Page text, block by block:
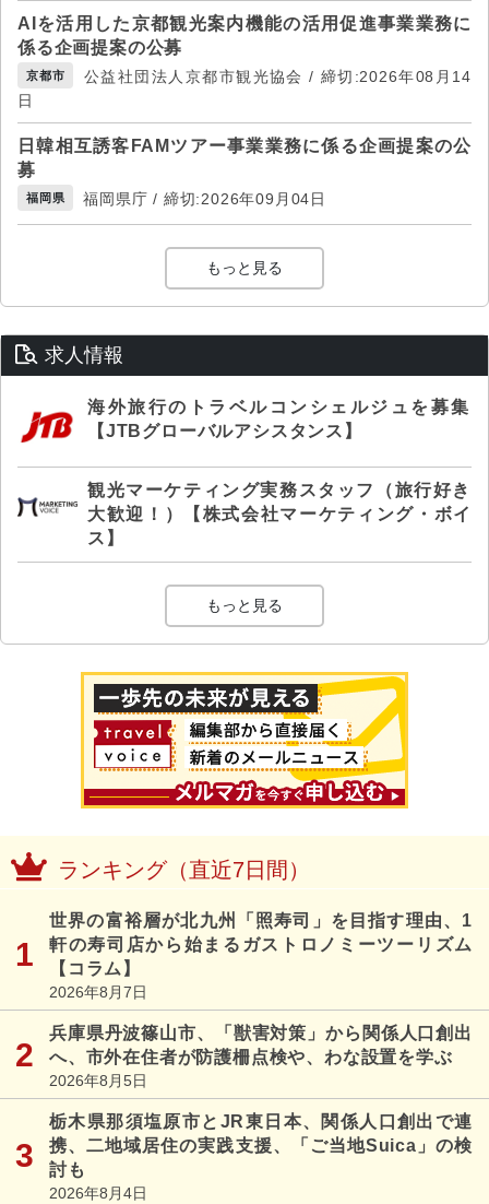
AIを活用した京都観光案内機能の活用促進事業業務に
係る企画提案の公募
京都市
公益社団法人京都市観光協会 / 締切:2026年08月14
日
日韓相互誘客FAMツアー事業業務に係る企画提案の公
募
福岡県 福岡県庁 / 締切:2026年09月04日
もっと見る
求人情報
海外旅行のトラベルコンシェルジュを募集
【JTBグローバルアシスタンス】
観光マーケティング実務スタッフ（旅行好き
大歓迎！）【株式会社マーケティング・ボイ
ス】
もっと見る
ランキング（直近7日間）
世界の富裕層が北九州「照寿司」を目指す理由、1
軒の寿司店から始まるガストロノミーツーリズム
【コラム】
2026年8月7日
兵庫県丹波篠山市、「獣害対策」から関係人口創出
へ、市外在住者が防護柵点検や、わな設置を学ぶ
2026年8月5日
栃木県那須塩原市とJR東日本、関係人口創出で連
携、二地域居住の実践支援、「ご当地Suica」の検
討も
2026年8月4日